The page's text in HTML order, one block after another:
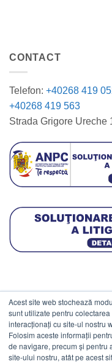
Acest site web stochează
sunt utilizate pentru
interacționați cu site-ul nostru
Folosim aceste informații
de navigare, precum și pentru
site-ului nostru, atât pe acest
CONTACT
Telefon: +40268 419
+40268 419 563
Strada Grigore Ureche
DATE COMERCIALE
ESTICO S.R.L.
CIF: RO1094402.